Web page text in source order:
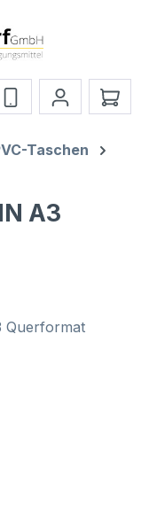
Taschen
A3